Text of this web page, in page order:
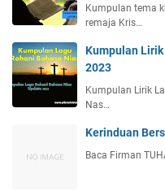
Kumpulan tema
remaja Kris…
Kumpulan
2023
Kumpulan Lirik
Nas…
Kerinduan
Baca Firman